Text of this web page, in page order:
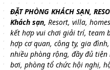
ĐẶT PHÒNG KHÁCH SẠN,
Khách sạn, Resort, villa,
kết hợp vui chơi giải trí, team
hợp cơ quan, công ty, gia
nhiều phòng rộng, đầy đủ
bơi, phòng tổ chức hội nghị,